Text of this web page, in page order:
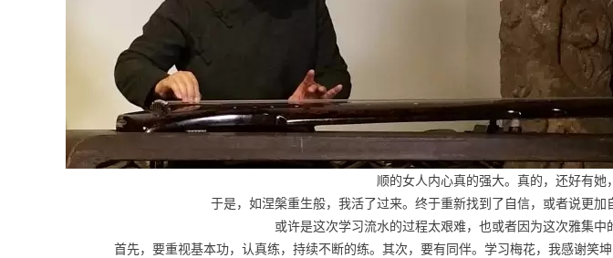
顺的女人内心真的强大。真的，还好有她
于是，如涅槃重生般，我活了过来。终于重新找到了自信，或者说更加
或许是这次学习流水的过程太艰难，也或者因为这次雅集中
首先，要重视基本功，认真练，持续不断的练。其次，要有同伴。学习梅花，我感谢笑坤